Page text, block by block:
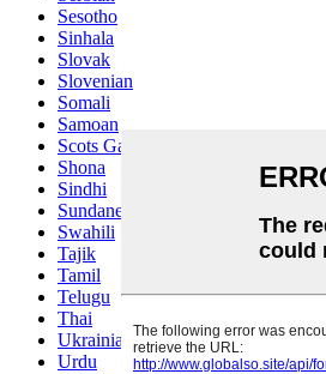
Sesotho
Sinhala
Slovak
Slovenian
Somali
Samoan
Scots Gaelic
Shona
Sindhi
Sundanese
Swahili
Tajik
Tamil
Telugu
Thai
Ukrainian
Urdu